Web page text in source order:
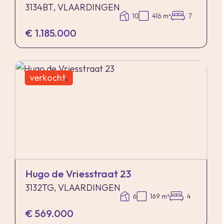
3134BT, VLAARDINGEN
10 416 m² 7
€ 1.185.000
verkocht.
Hugo de Vriesstraat 23
3132TG, VLAARDINGEN
6 169 m² 4
€ 569.000